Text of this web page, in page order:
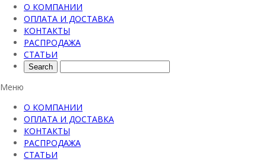
О КОМПАНИИ
ОПЛАТА И ДОСТАВКА
КОНТАКТЫ
РАСПРОДАЖА
СТАТЬИ
Меню
О КОМПАНИИ
ОПЛАТА И ДОСТАВКА
КОНТАКТЫ
РАСПРОДАЖА
СТАТЬИ